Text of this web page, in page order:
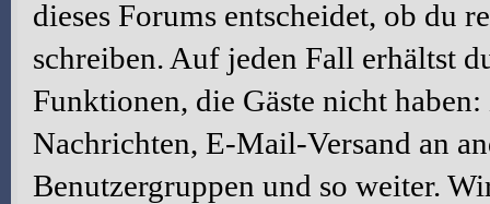
dieses Forums entscheidet, ob du
schreiben. Auf jeden Fall erhältst
Funktionen, die Gäste nicht
Nachrichten, E-Mail-Versand an
Benutzergruppen und so weiter.